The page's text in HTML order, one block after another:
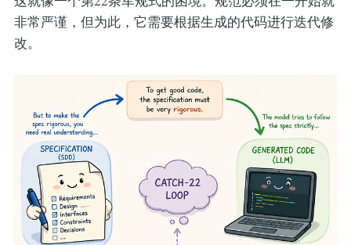
非常严谨，但为此，它需要根据生成的代码进行迭代修
改。